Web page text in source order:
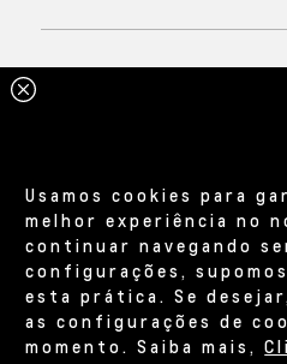
Usamos cookies para
melhor experiência no
continuar navegando
configurações,
esta prática. Se
as configurações de
momento. Saiba mais,